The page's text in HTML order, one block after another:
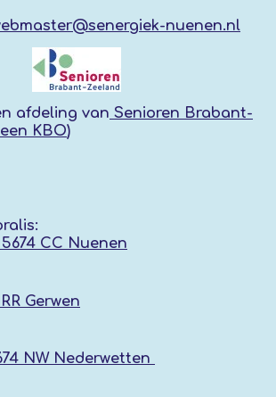
nuenen.nl
afdeling van Senioren Brabant-
KBO)
CC Nuenen
Gerwen
NW Nederwetten